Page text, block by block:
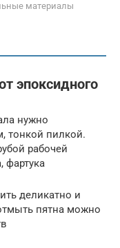
материалы
эпоксидного
нужно
тонкой пилкой.
рабочей
фартука
деликатно и
пятна можно